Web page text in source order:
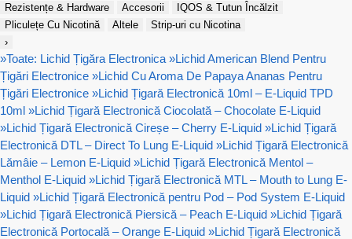
Rezistențe & Hardware
Accesorii
IQOS & Tutun Încălzit
Pliculețe Cu Nicotină
Altele
Strip-uri cu Nicotina
›
»Toate: Lichid Țigăra Electronica »Lichid American Blend Pentru
Țigări Electronice »Lichid Cu Aroma De Papaya Ananas Pentru
Țigări Electronice »Lichid Țigară Electronică 10ml – E-Liquid TPD
10ml »Lichid Țigară Electronică Ciocolată – Chocolate E-Liquid
»Lichid Țigară Electronică Cireșe – Cherry E-Liquid »Lichid Țigară
Electronică DTL – Direct To Lung E-Liquid »Lichid Țigară Electronică
Lămâie – Lemon E-Liquid »Lichid Țigară Electronică Mentol –
Menthol E-Liquid »Lichid Țigară Electronică MTL – Mouth to Lung E-
Liquid »Lichid Țigară Electronică pentru Pod – Pod System E-Liquid
»Lichid Țigară Electronică Piersică – Peach E-Liquid »Lichid Țigară
Electronică Portocală – Orange E-Liquid »Lichid Țigară Electronică